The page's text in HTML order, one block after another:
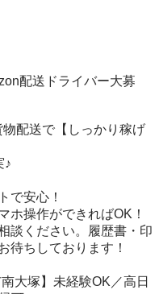
配送ドライバー大募
配送で【しっかり稼げ
♪
で安心！
操作ができればOK！
談ください。履歴書・印
待ちしております！
大塚】未経験OK／高日